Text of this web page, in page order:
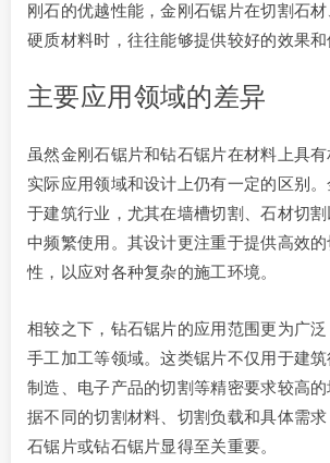
刚石的优越性能，金刚石锯片在切割石
硬质材料时，往往能够提供较好的效果和
主要应用领域的差异
虽然金刚石锯片和钻石锯片在材料上具
实际应用领域和设计上仍有一定的区别
于建筑行业，尤其在墙槽切割、石材切
中频繁使用。其设计更注重于提供高效
性，以应对各种复杂的施工环境。
相较之下，钻石锯片的应用范围更为广泛
手工加工等领域。这类锯片不仅用于建
制造、电子产品的切割等精密要求较高
据不同的切割材料、切割负载和具体需
石锯片或钻石锯片显得至关重要。